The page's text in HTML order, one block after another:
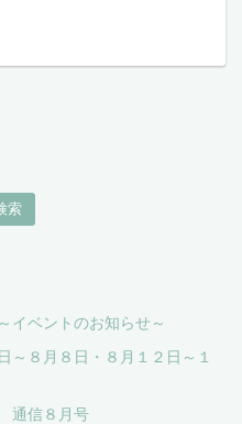
索
ベントのお知らせ～
～８月８日・８月１２日～１
通信８月号